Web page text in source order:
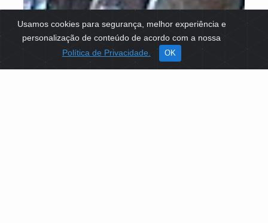
Usamos cookies para segurança, melhor experiência e
personalização de conteúdo de acordo com a nossa
Política de Privacidade.
OK